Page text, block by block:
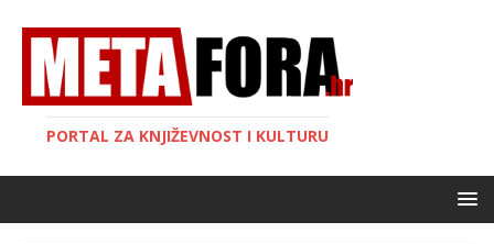
PORTAL ZA KNJIŽEVNOST I KULTURU